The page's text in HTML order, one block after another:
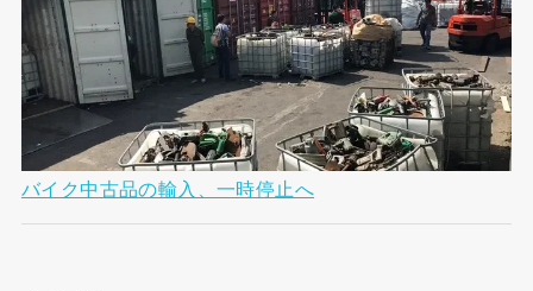
バイク中古品の輸入、一時停止へ